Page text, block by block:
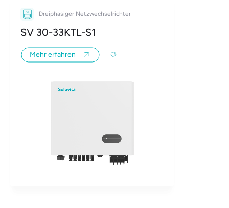
Dreiphasiger Netzwechselrichter
SV 30-33KTL-S1
Mehr erfahren